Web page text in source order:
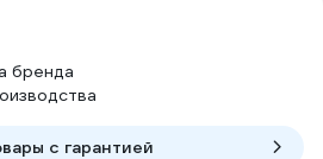
бренда
c гарантией